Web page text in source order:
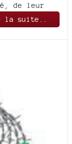
de leur
la suite..